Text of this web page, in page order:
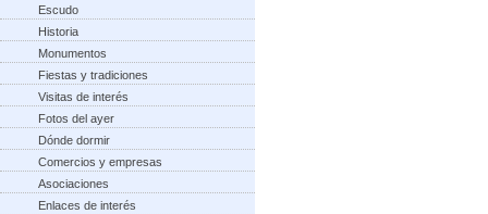
Escudo
Historia
Monumentos
Fiestas y tradiciones
Visitas de interés
Fotos del ayer
Dónde dormir
Comercios y empresas
Asociaciones
Enlaces de interés